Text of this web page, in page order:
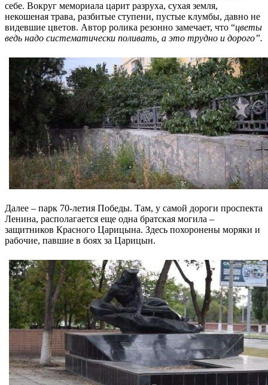
себе. Вокруг мемориала царит разруха, сухая земля,
некошеная трава, разбитые ступени, пустые клумбы, давно не
видевшие цветов. Автор ролика резонно замечает, что “цветы
ведь надо систематически поливать, а это трудно и дорого”.
Далее – парк 70-летия Победы. Там, у самой дороги проспекта
Ленина, располагается еще одна братская могила –
защитников Красного Царицына. Здесь похоронены моряки и
рабочие, павшие в боях за Царицын.